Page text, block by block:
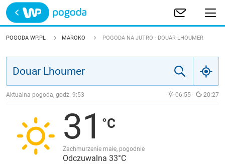
Trwa ładowanie
POLSKA
JAKOŚĆ POWIETRZA
POGODA WP.PL MAROKO POGODA NA JUTRO - DOUAR LHOUMER
Aktualna pogoda, godz. 9:53 06:55 20:27
31
Zachmurzenie małe, pogodnie
Odczuwalna 33°C